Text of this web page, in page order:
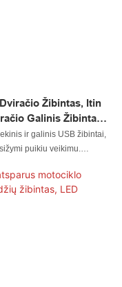
Žibintas, Itin
Galinis Žibintas,
& Nuimkite
ir galinis USB žibintai,
puikiu veikimu.
„Led“ priekinis žibintas,
laido jungtis, „Led“
stabilumas. Jis turi tiek